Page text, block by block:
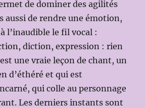
de dominer des agilités
aussi de rendre une émotion,
l’inaudible le fil vocal :
diction, expression : rien
une vraie leçon de chant, un
d’éthéré et qui est
qui colle au personnage
Les derniers instants sont